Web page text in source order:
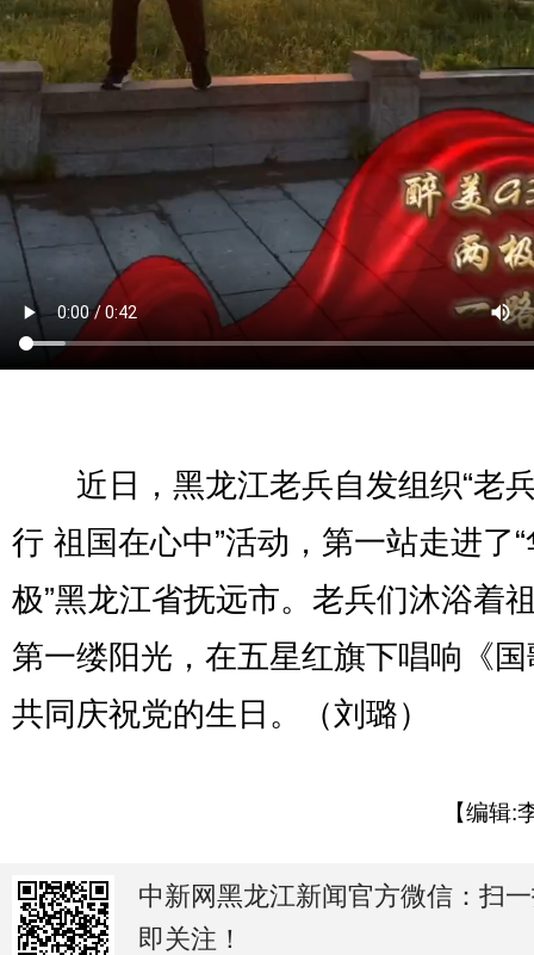
近日，黑龙江老兵自发组织“老
行 祖国在心中”活动，第一站走进了
极”黑龙江省抚远市。老兵们沐浴着
第一缕阳光，在五星红旗下唱响《
共同庆祝党的生日。（刘璐）
【编辑:
中新网黑龙江新闻官方微信：扫
即关注！